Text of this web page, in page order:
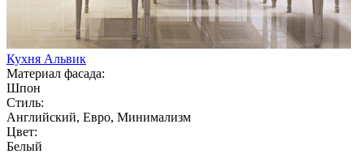
Кухня Альвик
Материал фасада:
Шпон
Стиль:
Английский, Евро, Минимализм
Цвет:
Белый